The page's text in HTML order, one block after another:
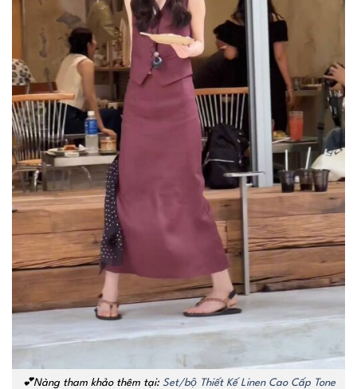
💕Nàng tham khảo thêm tại: Set/bộ Thiết Kế Linen Cao Cấp Tone